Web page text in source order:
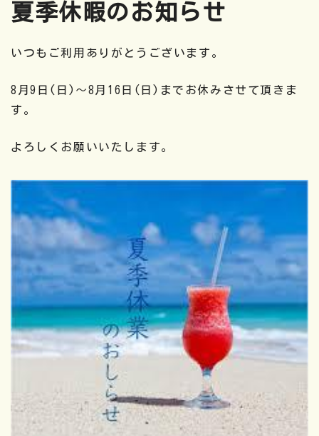
夏季休暇のお知らせ
いつもご利用ありがとうございます。
8月9日(日)～8月16日(日)までお休みさせて頂きま
す。
よろしくお願いいたします。